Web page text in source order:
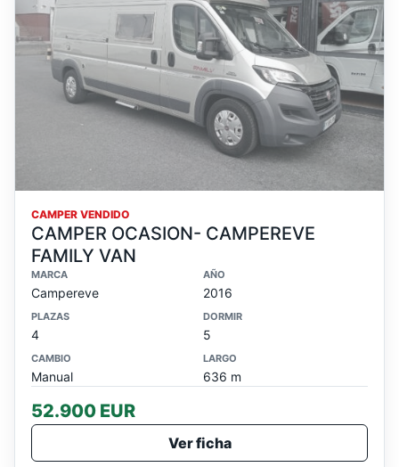
CAMPER VENDIDO
CAMPER OCASION- CAMPEREVE
FAMILY VAN
MARCA
Campereve
AÑO
2016
PLAZAS
4
DORMIR
5
CAMBIO
Manual
LARGO
636 m
52.900 EUR
Ver ficha